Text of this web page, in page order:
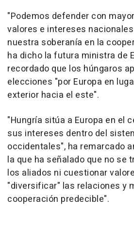
"Podemos defender con
valores e intereses
nuestra soberanía en la
ha dicho la futura ministra de
recordado que los húngaros
elecciones "por Europa en
exterior hacia el este".
"Hungría sitúa a Europa en el
sus intereses dentro del
occidentales", ha remarcado
la que ha señalado que no se
los aliados ni cuestionar
"diversificar" las relaciones y
cooperación predecible".